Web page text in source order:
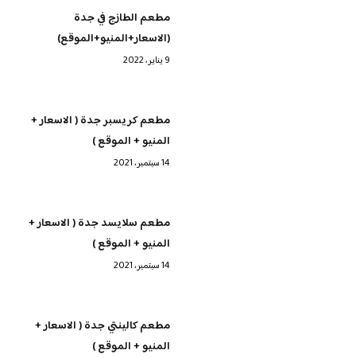
مطعم الطازج في جدة
(الاسعار+المنيو+الموقع)
9 يناير، 2022
مطعم كريسبر جدة ( الاسعار +
المنيو + الموقع )
14 سبتمبر، 2021
مطعم سلايسد جدة ( الاسعار +
المنيو + الموقع )
14 سبتمبر، 2021
مطعم كالينتي جدة ( الاسعار +
المنيو + الموقع )